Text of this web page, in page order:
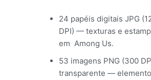
24 papéis digitais JPG
DPI) — texturas e
em Among Us.
53 imagens PNG (300
transparente —